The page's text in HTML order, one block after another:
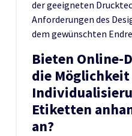
der geeigneten
Anforderungen des
dem gewünschten
Bieten Online-
die
Etiketten
an?